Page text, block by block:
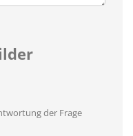
der Frage